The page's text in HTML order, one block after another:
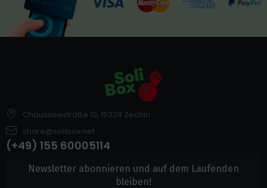
Chausseestraße 10, 15328 Zechin
share@solibox.net
(+49) 155 60005114
Newsletter abonnieren und auf dem Laufenden
bleiben!